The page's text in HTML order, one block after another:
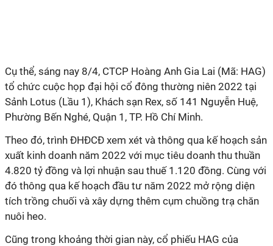
Cụ thể, sáng nay 8/4, CTCP Hoàng Anh Gia Lai (Mã: HAG)
tổ chức cuộc họp đại hội cổ đông thường niên 2022 tại
Sảnh Lotus (Lầu 1), Khách sạn Rex, số 141 Nguyễn Huệ,
Phường Bến Nghé, Quận 1, TP. Hồ Chí Minh.
Theo đó, trình ĐHĐCĐ xem xét và thông qua kế hoạch sản
xuất kinh doanh năm 2022 với mục tiêu doanh thu thuần
4.820 tỷ đồng và lợi nhuận sau thuế 1.120 đồng. Cùng với
đó thông qua kế hoạch đầu tư năm 2022 mở rộng diện
tích trồng chuối và xây dựng thêm cụm chuồng trạ chăn
nuôi heo.
Cũng trong khoảng thời gian này, cổ phiếu HAG của